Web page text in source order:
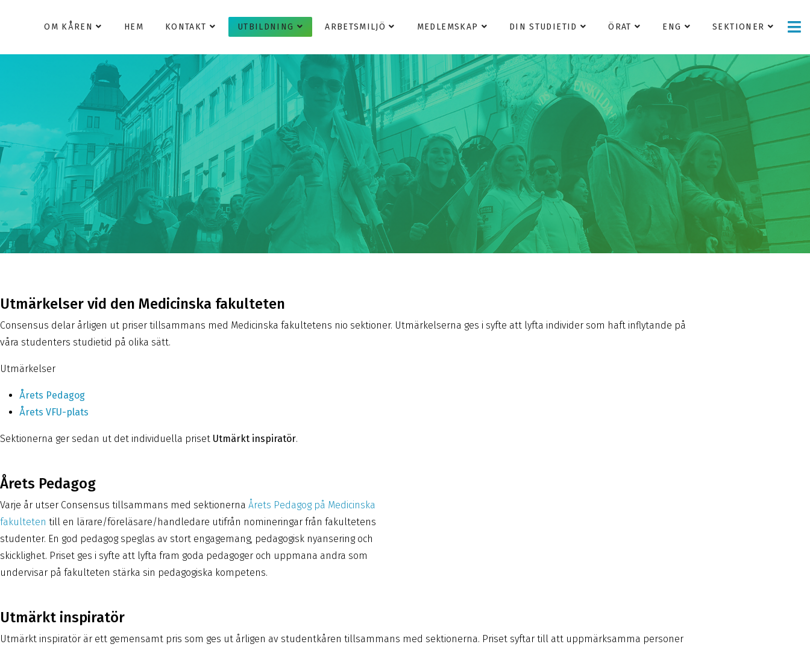
OM KÅREN HEM KONTAKT UTBILDNING ARBETSMILJÖ MEDLEMSKAP DIN STUDIETID ÖRAT ENG SEKTIONER
Utmärkelser vid den Medicinska fakulteten
Consensus delar årligen ut priser tillsammans med Medicinska fakultetens nio sektioner. Utmärkelserna ges i syfte att lyfta individer som haft inflytande på
våra studenters studietid på olika sätt.
Utmärkelser
Årets Pedagog
Årets VFU-plats
Sektionerna ger sedan ut det individuella priset Utmärkt inspiratör.
Årets Pedagog
Varje år utser Consensus tillsammans med sektionerna Årets Pedagog på Medicinska
fakulteten till en lärare/föreläsare/handledare utifrån nomineringar från fakultetens
studenter. En god pedagog speglas av stort engagemang, pedagogisk nyansering och
skicklighet. Priset ges i syfte att lyfta fram goda pedagoger och uppmana andra som
undervisar på fakulteten stärka sin pedagogiska kompetens.
Utmärkt inspiratör
Utmärkt inspiratör är ett gemensamt pris som ges ut årligen av studentkåren tillsammans med sektionerna. Priset syftar till att uppmärksamma personer